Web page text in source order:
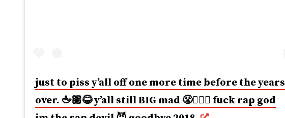
just to piss y’all off one more time before the years
over. 🖕🏽😂 y’all still BIG mad 😤🤷🏼‍♂️ fuck rap god